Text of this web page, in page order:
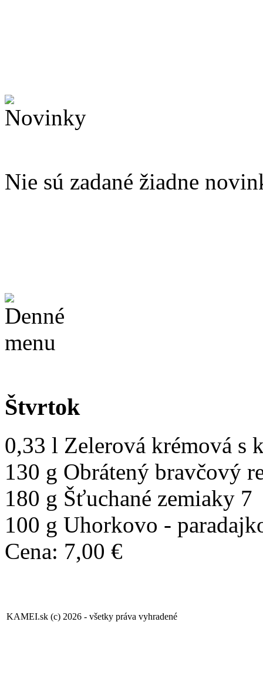
Nie sú zadané žiadne
Štvrtok
0,33 l Zelerová krémová s
130 g Obrátený bravčový
180 g Šťuchané zemiaky 7
100 g Uhorkovo -
Cena: 7,00 €
KAMEI.sk (c) 2026 - všetky práva vyhradené